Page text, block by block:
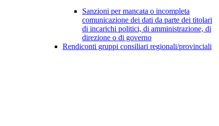
Sanzioni per mancata o incompleta
comunicazione dei dati da parte dei titolari
di incarichi politici, di amministrazione, di
direzione o di governo
Rendiconti gruppi consiliari regionali/provinciali